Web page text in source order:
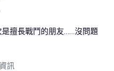
擅長戰鬥的朋友……沒問題
訊